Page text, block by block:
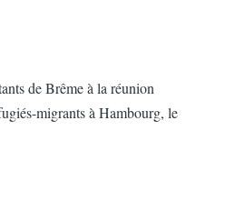
de Brême à la réunion
migrants à Hambourg, le